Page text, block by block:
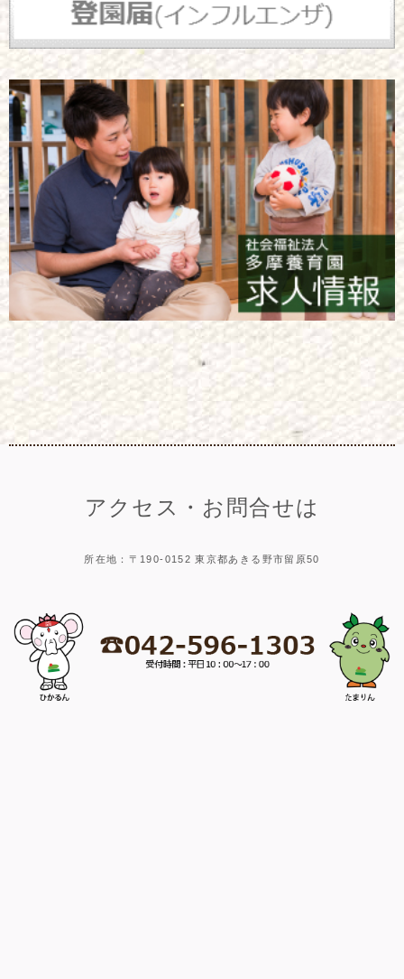
アクセス・お問合せは
所在地：〒190-0152 東京都あきる野市留原50